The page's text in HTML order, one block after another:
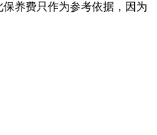
养费只作为参考依据，因为